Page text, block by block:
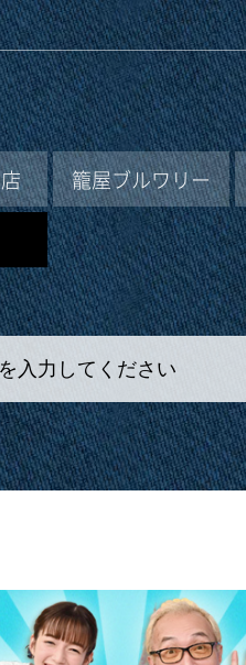
籠屋ブルワリー